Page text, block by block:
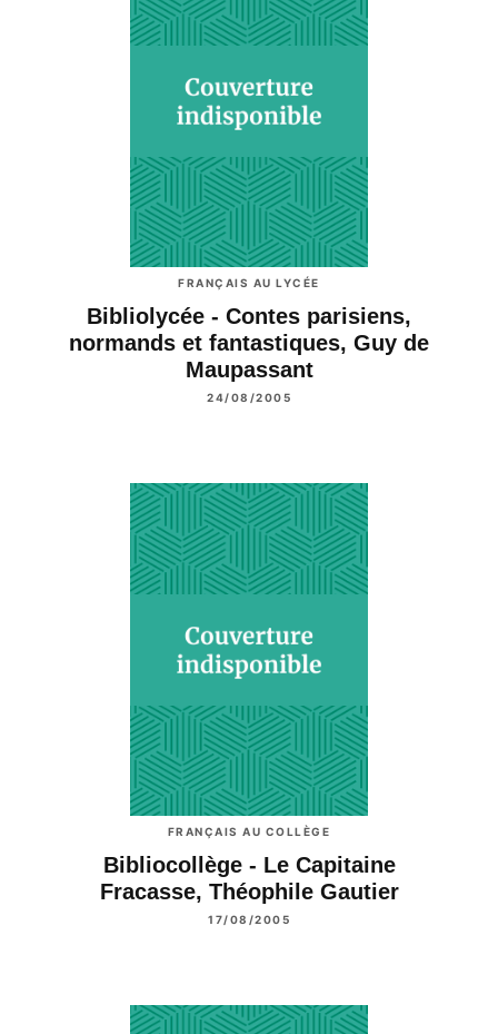
FRANÇAIS AU LYCÉE
Bibliolycée - Contes parisiens,
normands et fantastiques, Guy de
Maupassant
24/08/2005
FRANÇAIS AU COLLÈGE
Bibliocollège - Le Capitaine
Fracasse, Théophile Gautier
17/08/2005